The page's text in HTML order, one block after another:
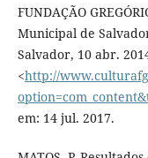
FUNDAÇÃO
Municipal de
Salvador, 10 abr.
<http://
em: 14 jul. 2017.